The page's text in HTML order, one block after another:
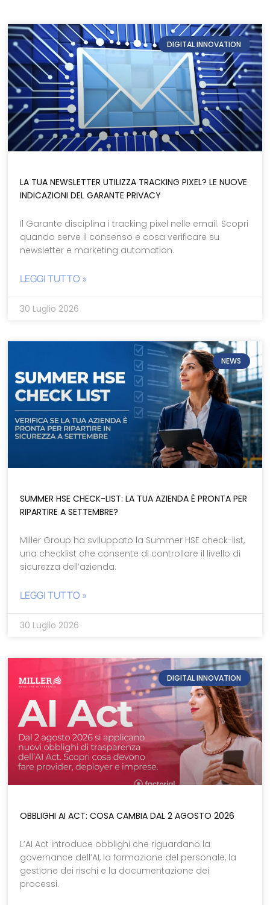
DIGITAL INNOVATION
LA TUA NEWSLETTER UTILIZZA TRACKING PIXEL? LE NUOVE
INDICAZIONI DEL GARANTE PRIVACY
Il Garante disciplina i tracking pixel nelle email. Scopri
quando serve il consenso e cosa verificare su
newsletter e marketing automation.
LEGGI TUTTO »
30 Luglio 2026
NEWS
SUMMER HSE CHECK-LIST: LA TUA AZIENDA È PRONTA PER
RIPARTIRE A SETTEMBRE?
Miller Group ha sviluppato la Summer HSE check-list,
una checklist che consente di controllare il livello di
sicurezza dell’azienda.
LEGGI TUTTO »
30 Luglio 2026
DIGITAL INNOVATION
OBBLIGHI AI ACT: COSA CAMBIA DAL 2 AGOSTO 2026
L’AI Act introduce obblighi che riguardano la
governance dell’AI, la formazione del personale, la
gestione dei rischi e la documentazione dei
processi.